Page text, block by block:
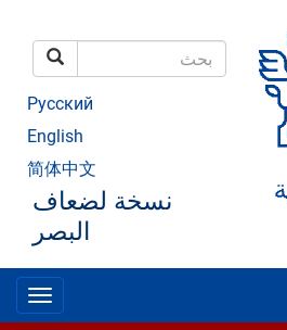
بحث
Русский
English
简体中文
نسخة لضعاف
البصر